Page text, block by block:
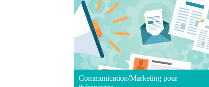
Communication/Marketing pour